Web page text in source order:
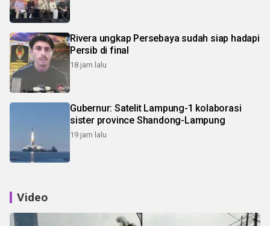
Rivera ungkap Persebaya sudah siap hadapi
Persib di final
18 jam lalu
Gubernur: Satelit Lampung-1 kolaborasi
sister province Shandong-Lampung
19 jam lalu
Video